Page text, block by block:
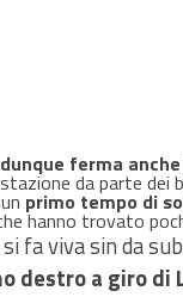
ferma
da parte dei
primo tempo di
hanno trovato
fa viva sin da
destro a giro di